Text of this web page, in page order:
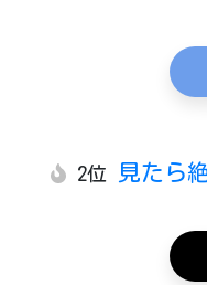
2位 見たら